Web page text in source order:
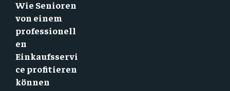
Wie Senioren
von einem
professionell
en
Einkaufsservi
ce profitieren
können